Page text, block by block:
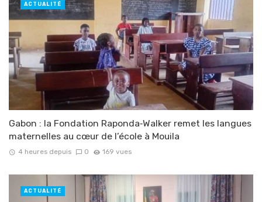
Gabon : la Fondation Raponda‑Walker remet les langues
maternelles au cœur de l’école à Mouila
4 heures depuis 0 169 vues
ACTUALITÉ
ACTUALITÉ